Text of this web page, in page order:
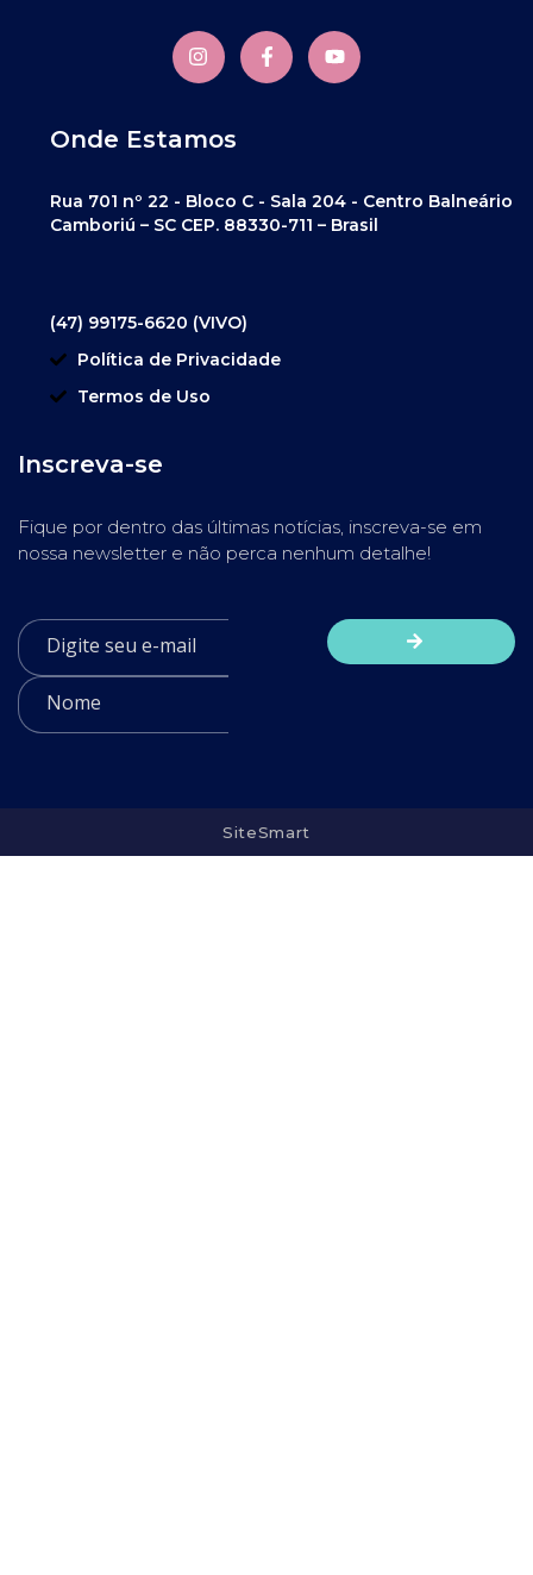
Onde Estamos
Rua 701 nº 22 - Bloco C - Sala 204 - Centro Balneário
Camboriú – SC CEP. 88330-711 – Brasil
(47) 99175-6620 (VIVO)
Política de Privacidade
Termos de Uso
Inscreva-se
Fique por dentro das últimas notícias, inscreva-se em
nossa newsletter e não perca nenhum detalhe!
SiteSmart